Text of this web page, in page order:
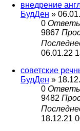
внедрение
БудДен »
0
9867
06.01.22
советские
БудДен »
0
9482
18.12.21